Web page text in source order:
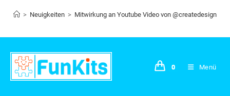
Inhalt
> Neuigkeiten > Mitwirkung an Youtube Video von @createdesign
0 Menü